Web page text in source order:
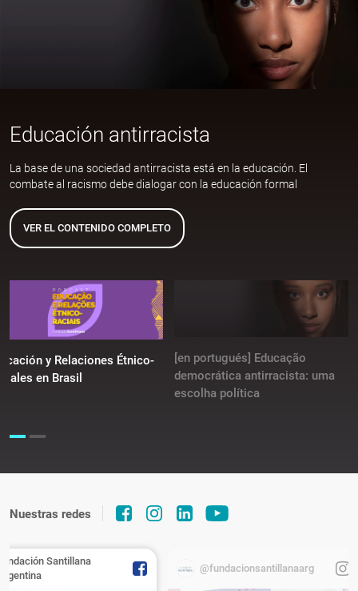
Educación antirracista
La base de una sociedad antirracista está en la educación. El
combate al racismo debe dialogar con la educación formal
VER EL CONTENIDO COMPLETO
y Relaciones Étnico-
en Brasil
[en portugués] Educação
democrática antirracista: uma
escolha política
Nuestras redes
Santillana
@fundacionsantillanaarg